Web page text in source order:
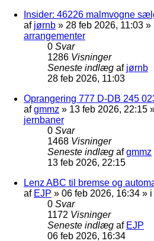
Insider: 46226 malmvogne
af jørnb » 28 feb 2026, 11:03 »
arrangementer
0 Svar
1286 Visninger
Seneste indlæg af jørnb
28 feb 2026, 11:03
Oprangering 777 D-DB 245
afgmmz » 13 feb 2026, 22:15
jernbaner
0 Svar
1468 Visninger
Seneste indlæg afgmmz
13 feb 2026, 22:15
Lenz ABC til bremse og
af EJP » 06 feb 2026, 16:34 » i
0 Svar
1172 Visninger
Seneste indlæg af EJP
06 feb 2026, 16:34